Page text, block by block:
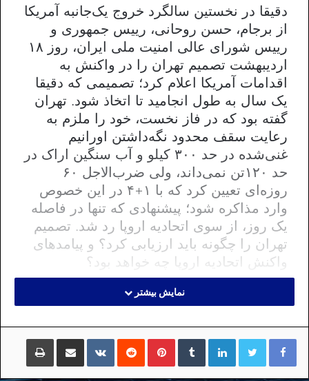
دقیقا در نخستین سالگرد خروج یک‌جانبه آمریکا
از برجام، حسن روحانی، رییس‌ جمهوری و
رییس شورای عالی امنیت ملی ایران، روز ۱۸
اردیبهشت تصمیم تهران را در واکنش به
اقدامات آمریکا اعلام کرد؛ تصمیمی که دقیقا
یک سال به طول انجامید تا اتخاذ شود. تهران
گفته بود که در فاز نخست، ‌خود را ملزم به
رعایت سقف محدود نگه‌داشتن اورانیم
غنی‌شده در حد ۳۰۰ کیلو و آب سنگین اراک در
حد ۱۲۰تن نمی‌داند، ولی ضرب‌الاجل ۶۰
روزه‌ای تعیین کرد که با ۱+۴ در این خصوص
وارد مذاکره شود؛ پیشنهادی که تنها در فاصله
یک روز، از سوی اتحادیه اروپا رد شد. تصمیم
تهران را چگونه باید ارزیابی کرد؟ و پیامدهای
واکنش اتحادیه اروپا چه خواهد بود؟
اقدام محدود، محتاطانه و قابل بازگشت
ایران
نمایش بیشتر
لینکداینتامبلر پینتریستReddit
VKontakte
اشتراک گذاری با ایمیل چاپ